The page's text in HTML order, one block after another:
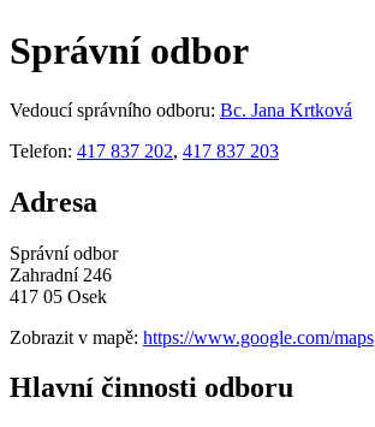
Správní odbor
Vedoucí správního odboru: Bc. Jana Krtková
Telefon: 417 837 202, 417 837 203
Adresa
Správní odbor
Zahradní 246
417 05 Osek
Zobrazit v mapě: https://www.google.com/maps
Hlavní činnosti odboru